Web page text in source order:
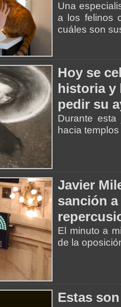
Una
a los felinos
cuáles son
Hoy se
historia y
pedir su
Durante esta
hacia
Javier
sanción
El minuto a
de la
Estas